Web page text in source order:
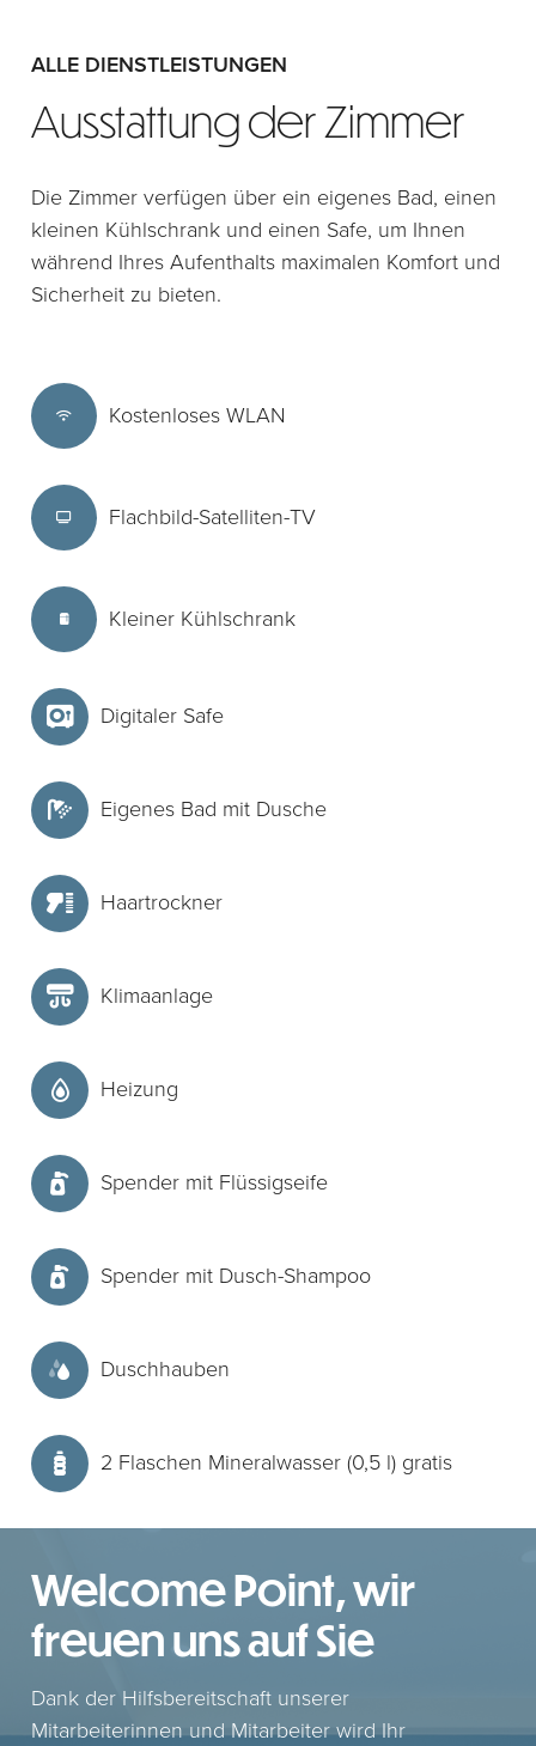
ALLE DIENSTLEISTUNGEN
Ausstattung der Zimmer
Die Zimmer verfügen über ein eigenes Bad, einen
kleinen Kühlschrank und einen Safe, um Ihnen
während Ihres Aufenthalts maximalen Komfort und
Sicherheit zu bieten.
Kostenloses WLAN
Flachbild-Satelliten-TV
Kleiner Kühlschrank
Digitaler Safe
Eigenes Bad mit Dusche
Haartrockner
Klimaanlage
Heizung
Spender mit Flüssigseife
Spender mit Dusch-Shampoo
Duschhauben
2 Flaschen Mineralwasser (0,5 l) gratis
Welcome Point, wir
freuen uns auf Sie
Dank der Hilfsbereitschaft unserer
Mitarbeiterinnen und Mitarbeiter wird Ihr